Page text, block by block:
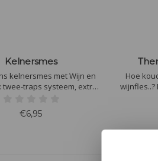
Kelnersmes
kelnersmes met Wijn en
twee-traps systeem, extra
Onmisbaar in elk
€6,95
Hoe
wijnfles..?